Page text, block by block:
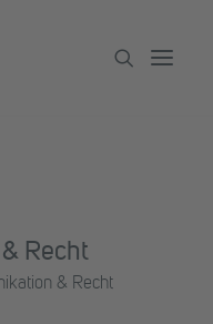
Recht
& Recht